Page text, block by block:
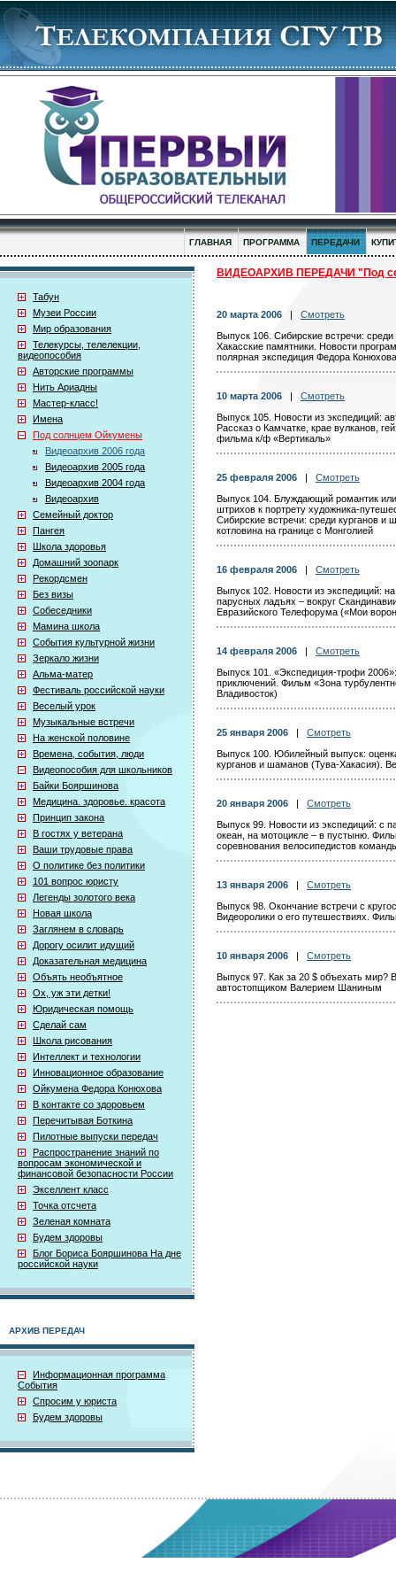
ГЛАВНАЯ ПРОГРАММА ПЕРЕДАЧИ
Табун
Музеи России
Мир образования
Телекурсы, телелекции,
видеопособия
Авторские программы
Нить Ариадны
Мастер-класс!
Имена
Под солнцем Ойкумены
Видеоархив 2006 года
Видеоархив 2005 года
Видеоархив 2004 года
Видеоархив
Семейный доктор
Пангея
Школа здоровья
Домашний зоопарк
Рекордсмен
Без визы
Собеседники
Мамина школа
События культурной жизни
Зеркало жизни
Альма-матер
Фестиваль российской науки
Веселый урок
Музыкальные встречи
На женской половине
Времена, события, люди
Видеопособия для школьников
Байки Бояршинова
Медицина. здоровье. красота
Принцип закона
В гостях у ветерана
Ваши трудовые права
О политике без политики
101 вопрос юристу
Легенды золотого века
Новая школа
Заглянем в словарь
Дорогу осилит идущий
Доказательная медицина
Объять необъятное
Ох, уж эти детки!
Юридическая помощь
Сделай сам
Школа рисования
Интеллект и технологии
Инновационное образование
Ойкумена Федора Конюхова
В контакте со здоровьем
Перечитывая Боткина
Пилотные выпуски передач
Распространение знаний по
вопросам экономической и
финансовой безопасности России
Экселлент класс
Точка отсчета
Зеленая комната
Будем здоровы
Блог Бориса Бояршинова На дне
российской науки
АРХИВ ПЕРЕДАЧ
Информационная программа
События
Спросим у юриста
Будем здоровы
ВИДЕОАРХИВ ПЕРЕДАЧИ "Под
20 марта 2006
Смотреть
Выпуск 106. Сибирские встречи:
Хакасские памятники. Новости
полярная экспедиция Федора
10 марта 2006
Смотреть
Выпуск 105. Новости из экспедиций:
Рассказ о Камчатке, крае вулканов,
фильма к/ф «Вертикаль»
25 февраля 2006
Смотреть
Выпуск 104. Блуждающий романтик
штрихов к портрету художника-
Сибирские встречи: среди курганов
котловина на границе с Монголией
16 февраля 2006
Смотреть
Выпуск 102. Новости из экспедиций:
парусных ладъях – вокруг
Евразийского Телефорума («Мои
14 февраля 2006
Смотреть
Выпуск 101. «Экспедиция-трофи
приключений. Фильм «Зона
Владивосток)
25 января 2006
Смотреть
Выпуск 100. Юбилейный выпуск:
курганов и шаманов (Тува-Хакасия).
20 января 2006
Смотреть
Выпуск 99. Новости из экспедиций: с
океан, на мотоцикле – в пустыню.
соревнования велосипедистов
13 января 2006
Смотреть
Выпуск 98. Окончание встречи с
Видеоролики о его путешествиях.
10 января 2006
Смотреть
Выпуск 97. Как за 20 $ объехать мир?
автостопщиком Валерием Шаниным